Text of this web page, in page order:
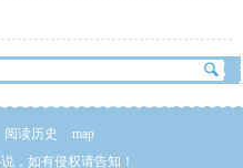
阅读历史
map
，如有侵权请告知！